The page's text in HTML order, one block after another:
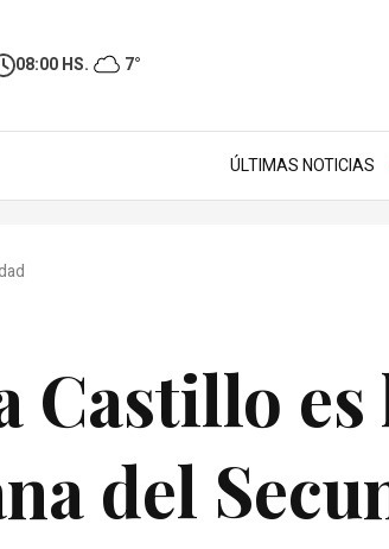
08:00 HS. 7°
ÚLTIMAS NOTICIAS
Castillo es
del